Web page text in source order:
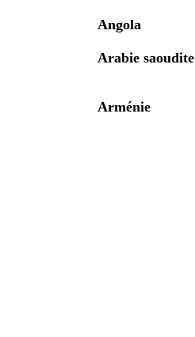
Angola
Arabie saoudite
Arménie